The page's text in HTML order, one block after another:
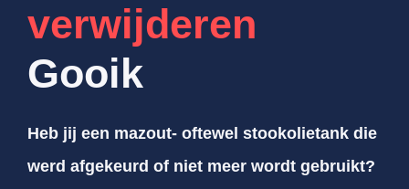
verwijderen
Gooik
Heb jij een mazout- oftewel stookolietank die
werd afgekeurd of niet meer wordt gebruikt?